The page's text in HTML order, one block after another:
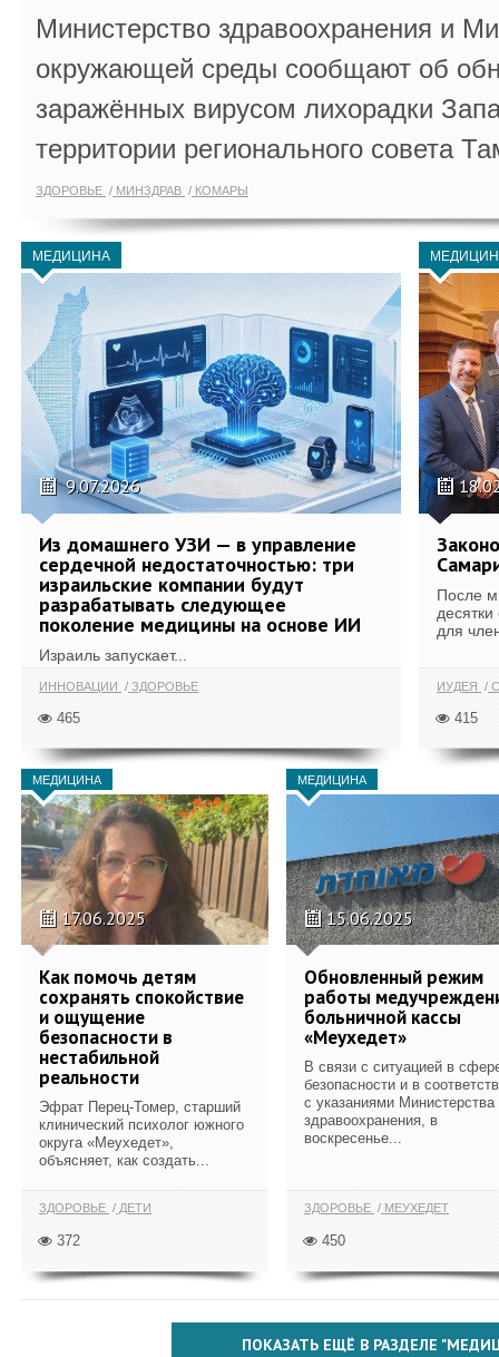
Министерство здравоохранения и
окружающей среды сообщают об
заражённых вирусом лихорадки
территории регионального совета
ЗДОРОВЬЕ МИНЗДРАВ КОМАРЫ
МЕДИЦИНА
9.07.2026
Из домашнего УЗИ — в управление
сердечной недостаточностью: три
израильские компании будут
разрабатывать следующее
поколение медицины на основе ИИ
Израиль запускает...
ИННОВАЦИИ ЗДОРОВЬЕ
465
После
для
ИУДЕЯ
415
МЕДИЦИНА
17.06.2025
Как помочь детям
сохранять спокойствие
и ощущение
безопасности в
нестабильной
реальности
Эфрат Перец-Томер, старший
клинический психолог южного
округа «Меухедет»,
объясняет, как создать...
ЗДОРОВЬЕ ДЕТИ
372
МЕДИЦИНА
15.06.2025
Обновленный режим
работы
больничной кассы
«Меухедет»
В связи с ситуацией в
безопасности и в
с указаниями Министерства
здравоохранения, в
воскресенье...
ЗДОРОВЬЕ МЕУХЕДЕТ
450
ПОКАЗАТЬ ЕЩЁ В РАЗДЕЛЕ